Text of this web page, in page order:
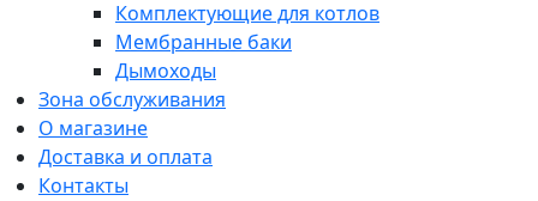
Комплектующие для котлов
Мембранные баки
Дымоходы
Зона обслуживания
О магазине
Доставка и оплата
Контакты